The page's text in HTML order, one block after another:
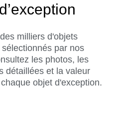
milliers d'objets
par nos
les photos, les
détaillées et la valeur
objet d'exception.